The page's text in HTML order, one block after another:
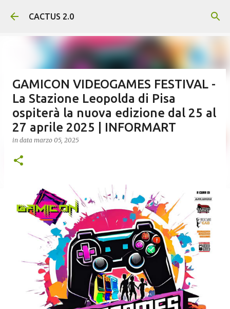
Passa ai contenuti principali
CACTUS 2.0
GAMICON VIDEOGAMES FESTIVAL -
La Stazione Leopolda di Pisa
ospiterà la nuova edizione dal 25 al
27 aprile 2025 | INFORMART
in data marzo 05, 2025